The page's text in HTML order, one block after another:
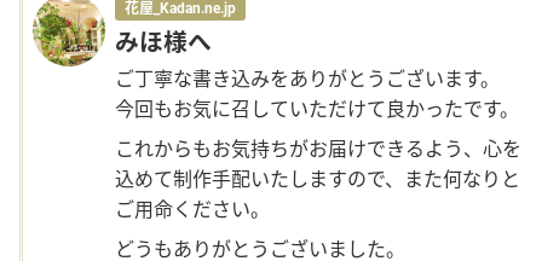
花屋_Kadan.ne.jp
みほ様へ
ご丁寧な書き込みをありがとうございます。
今回もお気に召していただけて良かったです。
これからもお気持ちがお届けできるよう、心を
込めて制作手配いたしますので、また何なりと
ご用命ください。
どうもありがとうございました。